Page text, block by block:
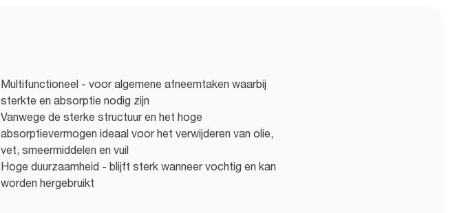
Multifunctioneel - voor algemene afneemtaken waarbij
sterkte en absorptie nodig zijn
Vanwege de sterke structuur en het hoge
absorptievermogen ideaal voor het verwijderen van olie,
vet, smeermiddelen en vuil
Hoge duurzaamheid - blijft sterk wanneer vochtig en kan
worden hergebruikt